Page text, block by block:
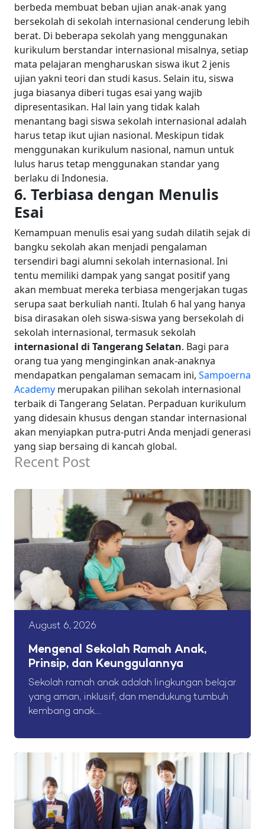
berbeda membuat beban ujian anak-anak yang
bersekolah di sekolah internasional cenderung lebih
berat. Di beberapa sekolah yang menggunakan
kurikulum berstandar internasional misalnya, setiap
mata pelajaran mengharuskan siswa ikut 2 jenis
ujian yakni teori dan studi kasus. Selain itu, siswa
juga biasanya diberi tugas esai yang wajib
dipresentasikan. Hal lain yang tidak kalah
menantang bagi siswa sekolah internasional adalah
harus tetap ikut ujian nasional. Meskipun tidak
menggunakan kurikulum nasional, namun untuk
lulus harus tetap menggunakan standar yang
berlaku di Indonesia.
6. Terbiasa dengan Menulis
Esai
Kemampuan menulis esai yang sudah dilatih sejak di
bangku sekolah akan menjadi pengalaman
tersendiri bagi alumni sekolah internasional. Ini
tentu memiliki dampak yang sangat positif yang
akan membuat mereka terbiasa mengerjakan tugas
serupa saat berkuliah nanti. Itulah 6 hal yang hanya
bisa dirasakan oleh siswa-siswa yang bersekolah di
sekolah internasional, termasuk sekolah
internasional di Tangerang Selatan. Bagi para
orang tua yang menginginkan anak-anaknya
mendapatkan pengalaman semacam ini, Sampoerna
Academy merupakan pilihan sekolah internasional
terbaik di Tangerang Selatan. Perpaduan kurikulum
yang didesain khusus dengan standar internasional
akan menyiapkan putra-putri Anda menjadi generasi
yang siap bersaing di kancah global.
Recent Post
August 6, 2026
Mengenal Sekolah Ramah Anak,
Prinsip, dan Keunggulannya
Sekolah ramah anak adalah lingkungan belajar
yang aman, inklusif, dan mendukung tumbuh
kembang anak....